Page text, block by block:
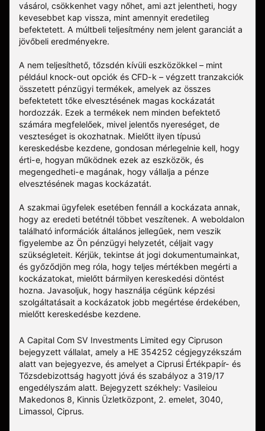
vásárol, csökkenhet vagy nőhet, ami azt jelentheti, hogy
kevesebbet kap vissza, mint amennyit eredetileg
befektetett. A múltbeli teljesítmény nem jelent garanciát a
jövőbeli eredményekre.
A nem teljesíthető, tőzsdén kívüli eszközökkel – mint
például knock-out opciók és CFD-k – végzett tranzakciók
összetett pénzügyi termékek, amelyek az összes
befektetett tőke elvesztésének magas kockázatát
hordozzák. Ezek a termékek nem minden befektető
számára megfelelőek, mivel jelentős nyereséget, de
veszteséget is okozhatnak. Mielőtt ilyen típusú
kereskedésbe kezdene, gondosan mérlegelnie kell, hogy
érti-e, hogyan működnek ezek az eszközök, és
megengedheti-e magának, hogy vállalja a pénze
elvesztésének magas kockázatát.
A szakmai ügyfelek esetében fennáll a kockázata annak,
hogy az eredeti betétnél többet veszítenek. A weboldalon
található információk általános jellegűek, nem veszik
figyelembe az Ön pénzügyi helyzetét, céljait vagy
szükségleteit. Kérjük, tekintse át jogi dokumentumainkat,
és győződjön meg róla, hogy teljes mértékben megérti a
kockázatokat, mielőtt bármilyen kereskedési döntést
hozna. Javasoljuk, hogy használja cégünk képzési
szolgáltatásait a kockázatok jobb megértése érdekében,
mielőtt kereskedésbe kezdene.
A Capital Com SV Investments Limited egy Cipruson
bejegyzett vállalat, amely a HE 354252 cégjegyzékszám
alatt van bejegyezve, és amelyet a Ciprusi Értékpapír- és
Tőzsdebizottság hagyott jóvá és szabályoz a 319/17
engedélyszám alatt. Bejegyzett székhely: Vasileiou
Makedonos 8, Kinnis Üzletközpont, 2. emelet, 3040,
Limassol, Ciprus.